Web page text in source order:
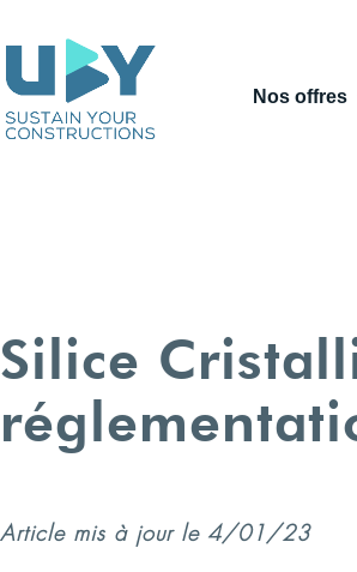
Nos offres
Silice
Article mis à jour le 4/01/23